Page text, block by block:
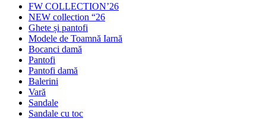
FW COLLECTION’26
NEW collection “26
Ghete și pantofi
Modele de Toamnă Iarnă
Bocanci damă
Pantofi
Pantofi damă
Balerini
Vară
Sandale
Sandale cu toc